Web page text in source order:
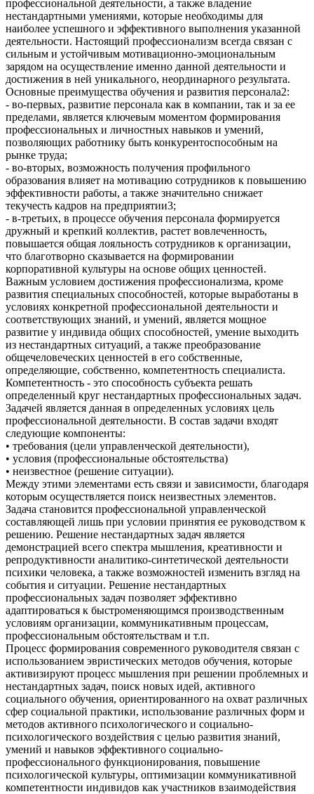
профессиональной деятельности, а также владение
нестандартными умениями, которые необходимы для
наиболее успешного и эффективного выполнения указанной
деятельности. Настоящий профессионализм всегда связан с
сильным и устойчивым мотивационно-эмоциональным
зарядом на осуществление именно данной деятельности и
достижения в ней уникального, неординарного результата.
Основные преимущества обучения и развития персонала2:
- во-первых, развитие персонала как в компании, так и за ее
пределами, является ключевым моментом формирования
профессиональных и личностных навыков и умений,
позволяющих работнику быть конкурентоспособным на
рынке труда;
- во-вторых, возможность получения профильного
образования влияет на мотивацию сотрудников к повышению
эффективности работы, а также значительно снижает
текучесть кадров на предприятии3;
- в-третьих, в процессе обучения персонала формируется
дружный и крепкий коллектив, растет вовлеченность,
повышается общая лояльность сотрудников к организации,
что благотворно сказывается на формировании
корпоративной культуры на основе общих ценностей.
Важным условием достижения профессионализма, кроме
развития специальных способностей, которые выработаны в
условиях конкретной профессиональной деятельности и
соответствующих знаний, и умений, является мощное
развитие у индивида общих способностей, умение выходить
из нестандартных ситуаций, а также преобразование
общечеловеческих ценностей в его собственные,
определяющие, собственно, компетентность специалиста.
Компетентность - это способность субъекта решать
определенный круг нестандартных профессиональных задач.
Задачей является данная в определенных условиях цель
профессиональной деятельности. В состав задачи входят
следующие компоненты:
• требования (цели управленческой деятельности),
• условия (профессиональные обстоятельства)
• неизвестное (решение ситуации).
Между этими элементами есть связи и зависимости, благодаря
которым осуществляется поиск неизвестных элементов.
Задача становится профессиональной управленческой
составляющей лишь при условии принятия ее руководством к
решению. Решение нестандартных задач является
демонстрацией всего спектра мышления, креативности и
репродуктивности аналитико-синтетической деятельности
психики человека, а также возможностей изменить взгляд на
события и ситуации. Решение нестандартных
профессиональных задач позволяет эффективно
адаптироваться к быстроменяющимся производственным
условиям организации, коммуникативным процессам,
профессиональным обстоятельствам и т.п.
Процесс формирования современного руководителя связан с
использованием эвристических методов обучения, которые
активизируют процесс мышления при решении проблемных и
нестандартных задач, поиск новых идей, активного
социального обучения, ориентированного на охват различных
сфер социальной практики, использование различных форм и
методов активного психологического и социально-
психологического воздействия с целью развития знаний,
умений и навыков эффективного социально-
профессионального функционирования, повышение
психологической культуры, оптимизации коммуникативной
компетентности индивидов как участников взаимодействия